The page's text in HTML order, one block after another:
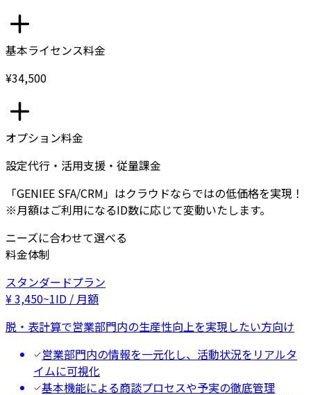
基本ライセンス料金
¥34,500
オプション料金
設定代行・活用支援・従量課金
「GENIEE SFA/CRM」はクラウドならではの低価格を実現！
※月額はご利用になるID数に応じて変動いたします。
ニーズに合わせて選べる
料金体制
スタンダードプラン
¥3,450~1ID / 月額
脱・表計算で営業部門内の生産性向上を実現したい方向け
営業部門内の情報を一元化し、活動状況をリアルタ
イムに可視化
基本機能による商談プロセスや予実の徹底管理